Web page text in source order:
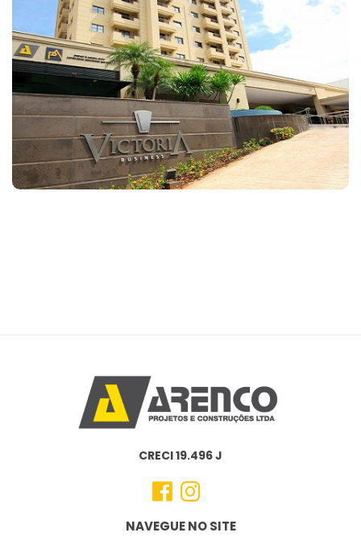
CRECI 19.496 J
NAVEGUE NO SITE